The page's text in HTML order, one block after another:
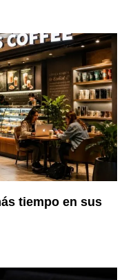
tiempo en sus